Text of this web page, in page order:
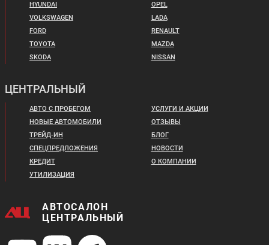
HYUNDAI
VOLKSWAGEN
FORD
TOYOTA
SKODA
OPEL
LADA
RENAULT
MAZDA
NISSAN
ЦЕНТРАЛЬНЫЙ
АВТО С ПРОБЕГОМ
НОВЫЕ АВТОМОБИЛИ
ТРЕЙД-ИН
СПЕЦПРЕДЛОЖЕНИЯ
КРЕДИТ
УТИЛИЗАЦИЯ
УСЛУГИ И АКЦИИ
ОТЗЫВЫ
БЛОГ
НОВОСТИ
О КОМПАНИИ
АВТОСАЛОН
ЦЕНТРАЛЬНЫЙ